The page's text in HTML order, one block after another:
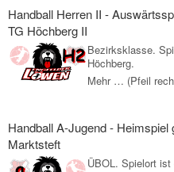
Handball Herren II -
TG Höchberg II
Bezirksklasse.
Höchberg.
Mehr … (Pfeil
Handball A-Jugend - Heimspiel
Marktsteft
ÜBOL. Spielort